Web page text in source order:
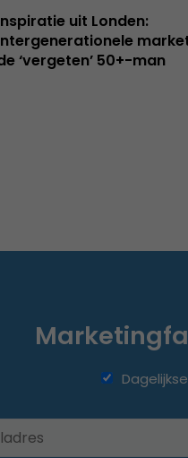
uit Londen:
‘vergeten’ 50+-man